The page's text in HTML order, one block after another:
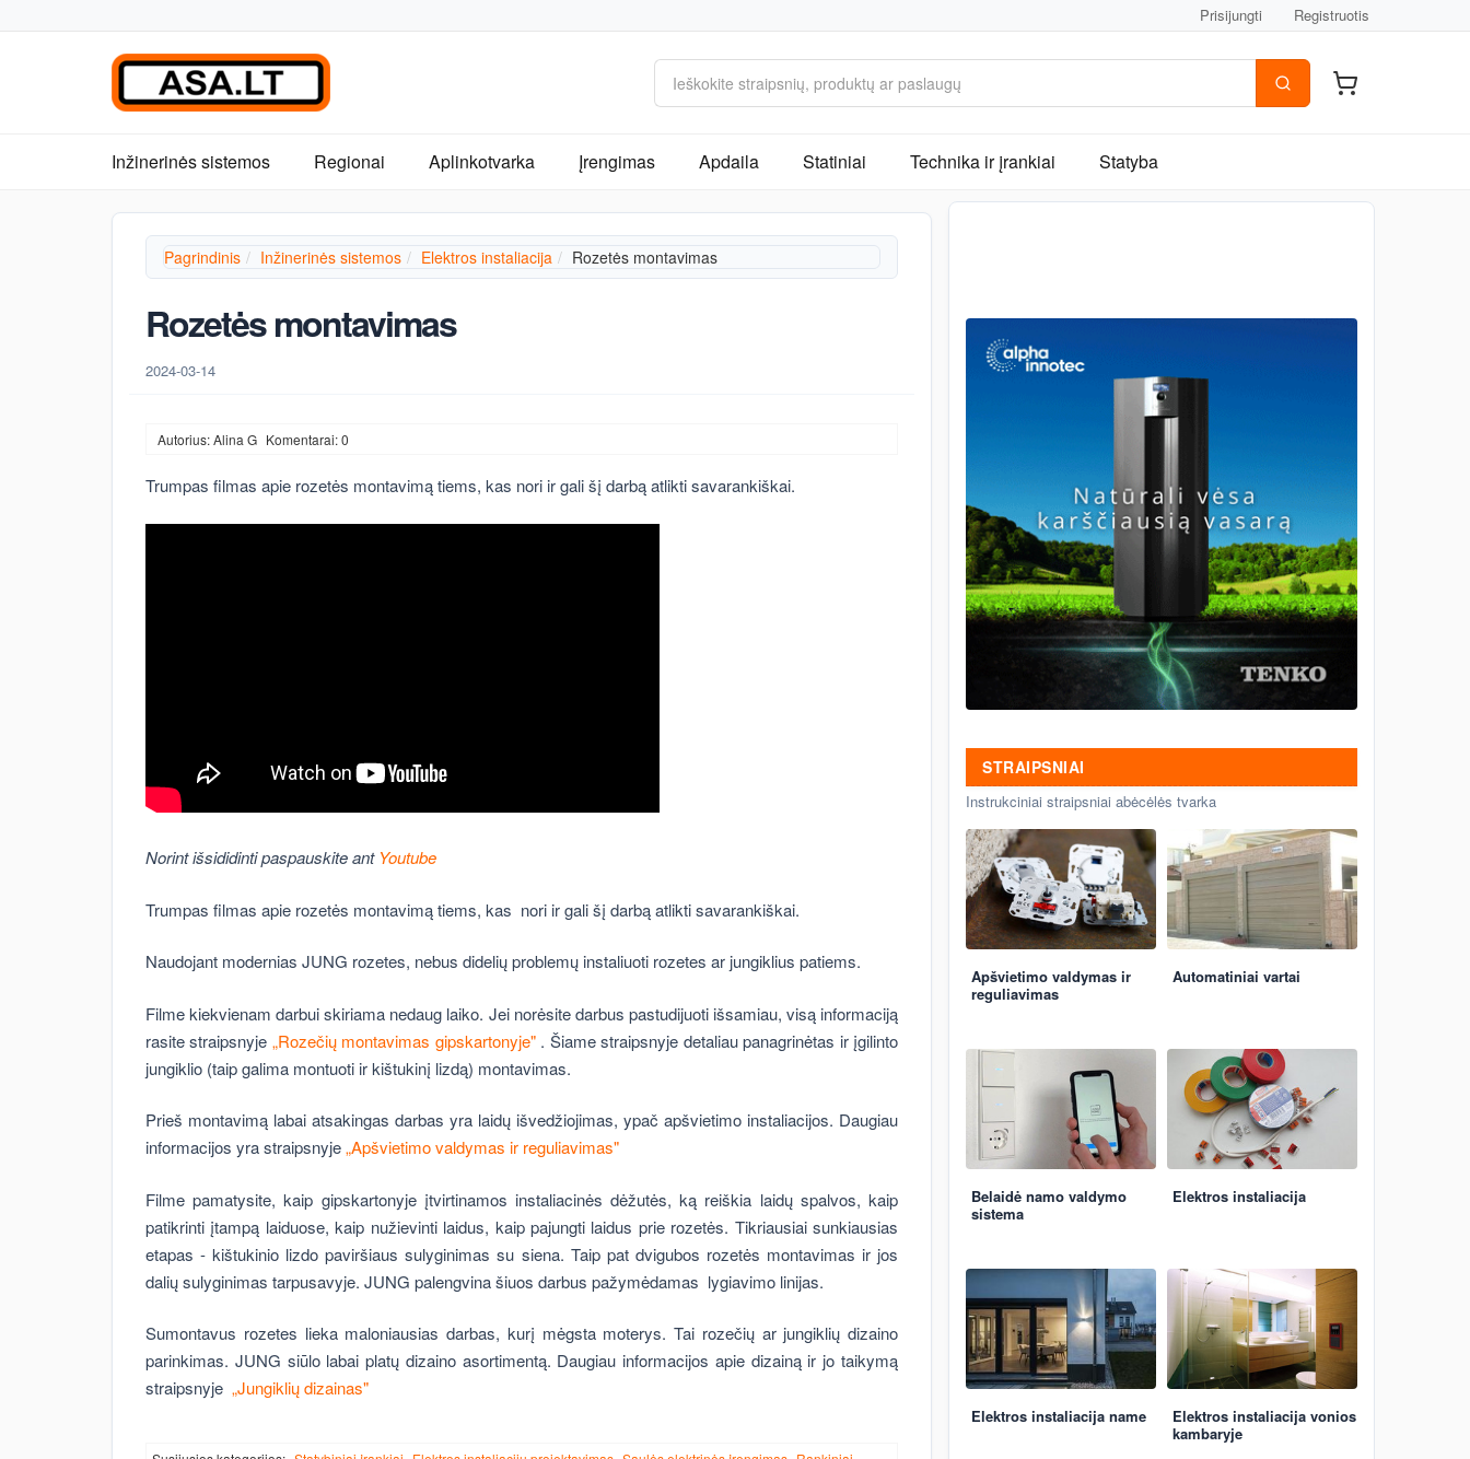
Prisijungti Registruotis
Inžinerinės sistemos Regionai Aplinkotvarka Įrengimas Apdaila Statiniai Technika ir įrankiai Statyba
Pagrindinis Inžinerinės sistemos Elektros instaliacija Rozetės montavimas
Rozetės montavimas
2024-03-14
Autorius: Alina G Komentarai: 0
Trumpas filmas apie rozetės montavimą tiems, kas nori ir gali šį darbą atlikti savarankiškai.
Norint išsididinti paspauskite ant Youtube
Trumpas filmas apie rozetės montavimą tiems, kas nori ir gali šį darbą atlikti savarankiškai.
Naudojant modernias JUNG rozetes, nebus didelių problemų instaliuoti rozetes ar jungiklius patiems.
Filme kiekvienam darbui skiriama nedaug laiko. Jei norėsite darbus pastudijuoti išsamiau, visą informaciją
rasite straipsnyje „Rozečių montavimas gipskartonyje". Šiame straipsnyje detaliau panagrinėtas ir įgilinto
jungiklio (taip galima montuoti ir kištukinį lizdą) montavimas.
Prieš montavimą labai atsakingas darbas yra laidų išvedžiojimas, ypač apšvietimo instaliacijos. Daugiau
informacijos yra straipsnyje„Apšvietimo valdymas ir reguliavimas"
Filme pamatysite, kaip gipskartonyje įtvirtinamos instaliacinės dėžutės, ką reiškia laidų spalvos, kaip
patikrinti įtampą laiduose, kaip nužievinti laidus, kaip pajungti laidus prie rozetės. Tikriausiai sunkiausias
etapas - kištukinio lizdo paviršiaus sulyginimas su siena. Taip pat dvigubos rozetės montavimas ir jos
dalių sulyginimas tarpusavyje. JUNG palengvina šiuos darbus pažymėdamas lygiavimo linijas.
Sumontavus rozetes lieka maloniausias darbas, kurį mėgsta moterys. Tai rozečių ar jungiklių dizaino
parinkimas. JUNG siūlo labai platų dizaino asortimentą. Daugiau informacijos apie dizainą ir jo taikymą
straipsnyje „Jungiklių dizainas"
STRAIPSNIAI
Instrukciniai straipsniai abėcėlės tvarka
Apšvietimo valdymas ir
reguliavimas
Automatiniai vartai
Belaidė namo valdymo
sistema
Elektros instaliacija
Elektros instaliacija name
Elektros instaliacija vonios
kambaryje